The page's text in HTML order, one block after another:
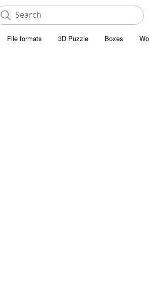
File formats 3D Puzzle Boxes